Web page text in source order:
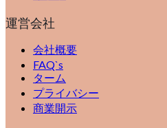
運営会社
会社概要
FAQ`s
ターム
プライバシー
商業開示